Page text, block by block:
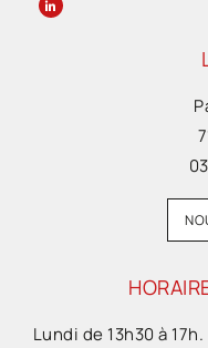
Lundi de 13h30 à